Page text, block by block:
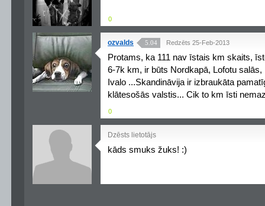
0
ozvalds 5.04 Redzēts 25-Feb-2013
Protams, ka 111 nav īstais km skaits,
6-7k km, ir būts Nordkapā, Lofotu
Ivalo ...Skandināvija ir izbraukāta
klātesošās valstis... Cik to km īsti
0
Dzēsts lietotājs
kāds smuks žuks! :)